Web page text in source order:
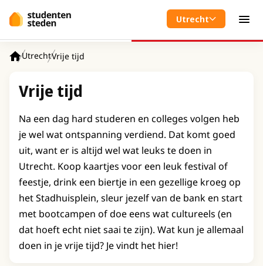
Utrecht
UtrechtVrije tijd
Vrije tijd
Na een dag hard studeren en colleges volgen heb
je wel wat ontspanning verdiend. Dat komt goed
uit, want er is altijd wel wat leuks te doen in
Utrecht. Koop kaartjes voor een leuk festival of
feestje, drink een biertje in een gezellige kroeg op
het Stadhuisplein, sleur jezelf van de bank en start
met bootcampen of doe eens wat cultureels (en
dat hoeft echt niet saai te zijn). Wat kun je allemaal
doen in je vrije tijd? Je vindt het hier!